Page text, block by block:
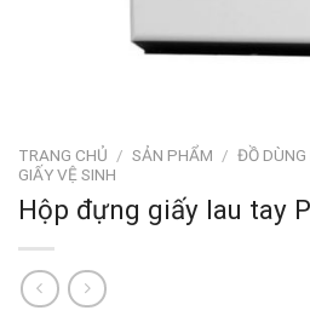
TRANG CHỦ / SẢN PHẨM / ĐỒ
GIẤY VỆ SINH
Hộp đựng giấy lau tay